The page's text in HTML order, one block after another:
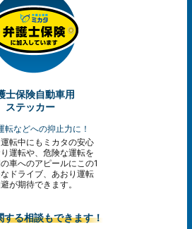
士保険自動車用
ステッカー
転などへの抑止力に！
転中にもミカタの安心
運転や、危険な運転を
車へのアピールにこの1
ドライブ、あおり運転
が期待できます。
する相談もできます！